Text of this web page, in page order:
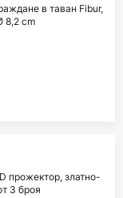
в таван Fibur,
8,2 cm
прожектор, златно-
3 броя